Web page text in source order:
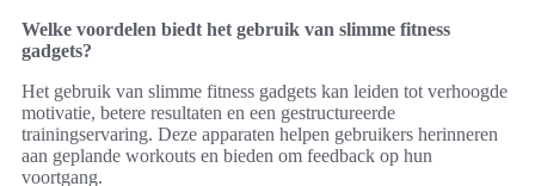
Welke voordelen biedt het gebruik van slimme fitness
gadgets?
Het gebruik van slimme fitness gadgets kan leiden tot verhoogde
motivatie, betere resultaten en een gestructureerde
trainingservaring. Deze apparaten helpen gebruikers herinneren
aan geplande workouts en bieden om feedback op hun
voortgang.